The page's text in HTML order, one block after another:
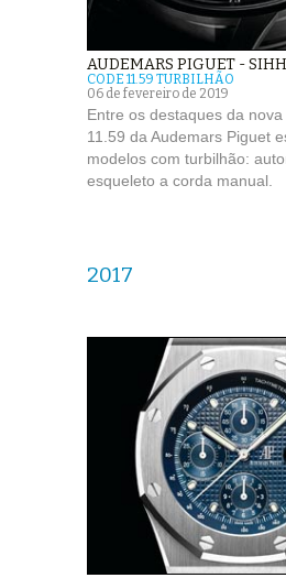
AUDEMARS PIGUET -
CODE 11.59 TURBILHÃO
06 de fevereiro de 2019
Entre os destaques da
11.59 da Audemars Piguet
modelos com turbilhão:
esqueleto a corda manual.
2017